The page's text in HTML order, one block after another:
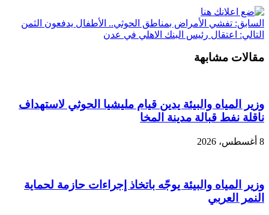
السابق: تفشي الأمراض بمناطق الحوثي.. الأطفال يدفعون الثمن
التالي: اعتقال رئيس البنك الاهلي في عدن
مقالات مشابهة
وزير المياه والبيئة يدين قيام مليشيا الحوثي لاستهداف
ناقلة نفط قبالة مدينة المخا
8 أغسطس، 2026
وزير المياه والبيئة يوجّه باتخاذ إجراءات حازمة لحماية
النمر العربي